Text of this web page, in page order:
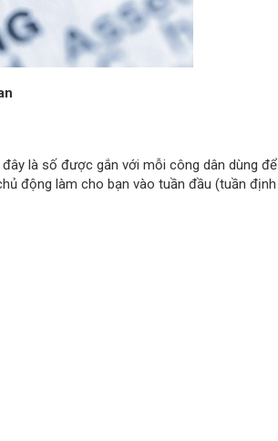
là số được gắn với mỗi công dân dùng để
động làm cho bạn vào tuần đầu (tuần định